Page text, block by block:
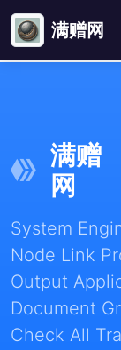
满赠网
满赠
网
System
Node Link
Output
Document
Check All